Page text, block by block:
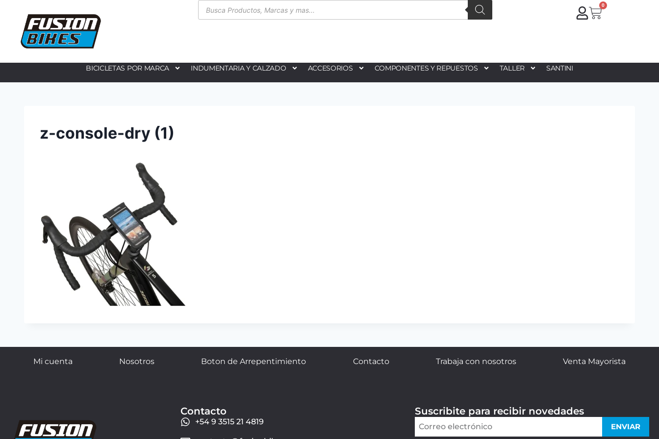
0
BICICLETAS POR MARCA INDUMENTARIA Y CALZADO ACCESORIOS COMPONENTES Y REPUESTOS TALLER SANTINI
z-console-dry (1)
Mi cuenta Nosotros Boton de Arrepentimiento Contacto Trabaja con nosotros Venta Mayorista
Contacto
+54 9 3515 21 4819
Suscribite para recibir novedades
ENVIAR